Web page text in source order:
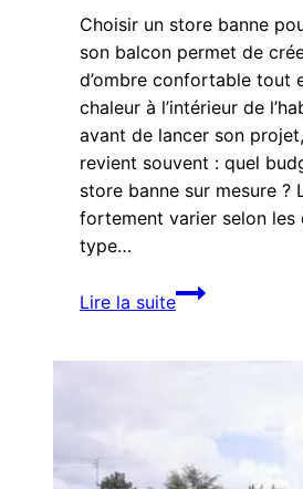
Choisir un store banne
son balcon permet de
d’ombre confortable tout
chaleur à l’intérieur de
avant de lancer son
revient souvent : quel
store banne sur mesure ?
fortement varier selon les
type…
Lire la suite
Prix
d’un
éléments